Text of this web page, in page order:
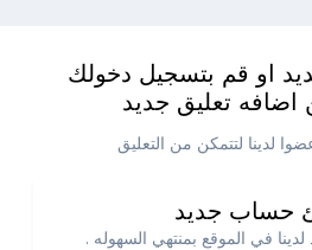
او قم بتسجيل دخولك
اضافه تعليق جديد
لدينا لتتمكن من التعليق
حساب جديد
في الموقع بمنتهي السهوله .